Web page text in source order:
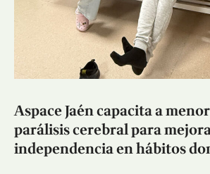
Aspace Jaén capacita a
parálisis cerebral para
independencia en hábitos